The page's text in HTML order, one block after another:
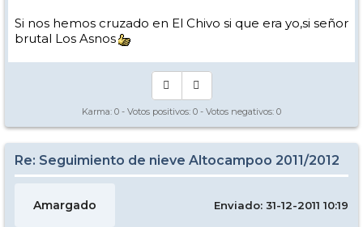
Si nos hemos cruzado en El Chivo si que era yo,si señor
brutal Los Asnos
Karma: 0 - Votos positivos: 0 - Votos negativos: 0
Re: Seguimiento de nieve Altocampoo 2011/2012
Amargado Enviado: 31-12-2011 10:19